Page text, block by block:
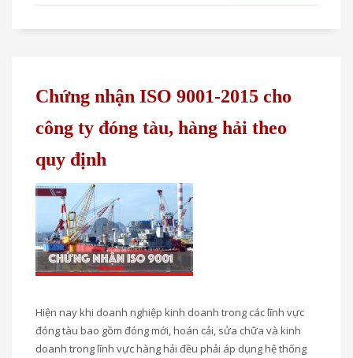
Chứng nhận ISO 9001-2015 cho
công ty đóng tàu, hàng hải theo
quy định
Hiện nay khi doanh nghiệp kinh doanh trong các lĩnh vực
đóng tàu bao gồm đóng mới, hoán cải, sửa chữa và kinh
doanh trong lĩnh vực hàng hải đều phải áp dụng hệ thống